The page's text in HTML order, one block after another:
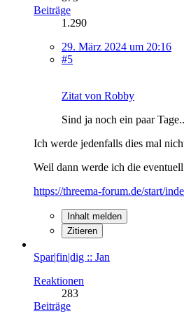
Beiträge
1.290
29. März 2024 um 20:16
#5
Zitat von Robby
Sind ja noch ein paar
Ich werde jedenfalls dies mal
Weil dann werde ich die
https://threema-forum.de/start/
Inhalt melden
Zitieren
Spar|fin|dig :: Jan
Reaktionen
283
Beiträge